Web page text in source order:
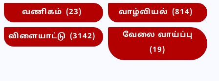
வணிகம் (23) வாழ்வியல் (814)
விளையாட்டு (3142)
வேலை வாய்ப்பு
(19)